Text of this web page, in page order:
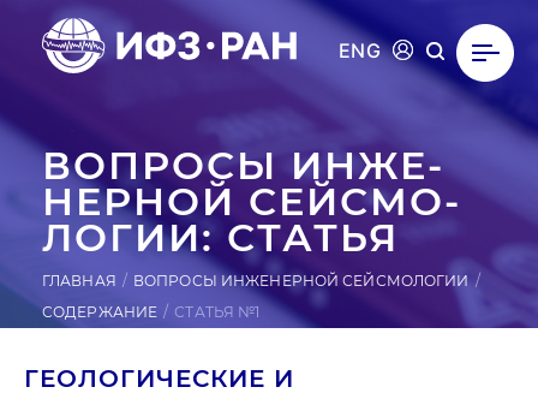
ENG
ВОПРОСЫ ИН­ЖЕ­
НЕР­НОЙ СЕЙ­СМО­
ЛОГИИ: СТАТЬЯ
ГЛАВНАЯ
ВОПРОСЫ ИНЖЕНЕРНОЙ СЕЙСМОЛОГИИ
СОДЕРЖАНИЕ
СТАТЬЯ №1
ГЕОЛОГИЧЕСКИЕ И